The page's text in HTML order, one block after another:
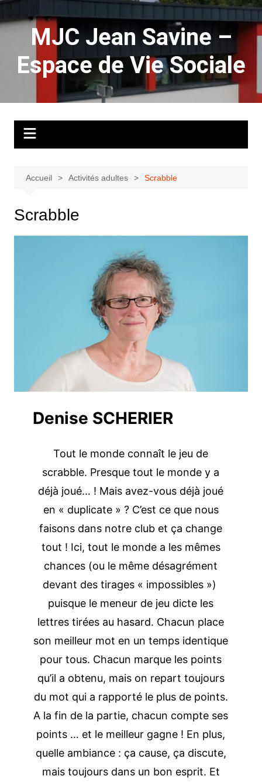
au
MJC Jean Savine –
Espace de Vie Sociale
Accueil Activités adultes Scrabble
Scrabble
Denise SCHERIER
Tout le monde connaît le jeu de
scrabble. Presque tout le monde y a
déjà joué… ! Mais avez-vous déjà joué
en « duplicate » ? C’est ce que nous
faisons dans notre club et ça change
tout ! Ici, tout le monde a les mêmes
chances (ou le même désagrément
devant des tirages « impossibles »)
puisque le meneur de jeu dicte les
lettres tirées au hasard. Chacun place
son meilleur mot en un temps identique
pour tous. Chacun marque les points
qu’il a obtenu, mais on repart toujours
du mot qui a rapporté le plus de points.
A la fin de la partie, chacun compte ses
points … et le meilleur gagne ! En plus,
quelle ambiance : ça cause, ça discute,
mais toujours dans un bon esprit. Et